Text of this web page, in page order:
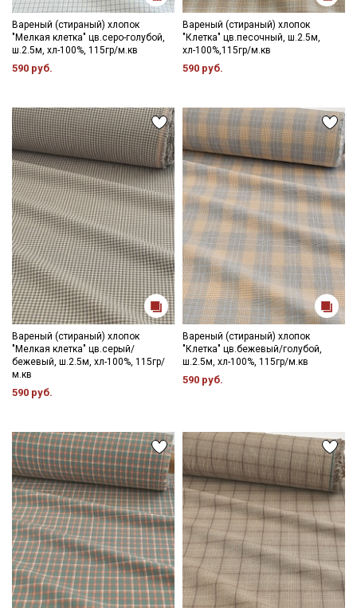
Вареный (стираный) хлопок
"Мелкая клетка" цв.серо-голубой,
ш.2.5м, хл-100%, 115гр/м.кв
590 руб.
Вареный (стираный) хлопок
"Клетка" цв.песочный, ш.2.5м,
хл-100%,115гр/м.кв
590 руб.
Вареный (стираный) хлопок
"Мелкая клетка" цв.серый/
бежевый, ш.2.5м, хл-100%, 115гр/
м.кв
590 руб.
Вареный (стираный) хлопок
"Клетка" цв.бежевый/голубой,
ш.2.5м, хл-100%, 115гр/м.кв
590 руб.
Подписаться
данныхи даюСогласие на обработку персональных
данных
ДаюСогласие на получение рекламных и
информационных рассылок